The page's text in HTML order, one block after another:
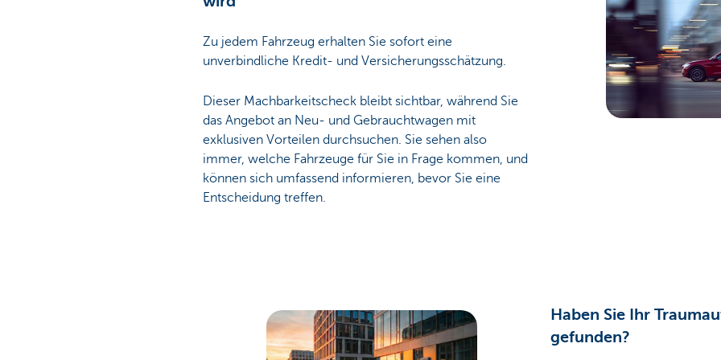
Zu jedem Fahrzeug erhalten Sie sofort eine
unverbindliche Kredit- und Versicherungsschätzung.
Dieser Machbarkeitscheck bleibt sichtbar, während Sie
das Angebot an Neu- und Gebrauchtwagen mit
exklusiven Vorteilen durchsuchen. Sie sehen also
immer, welche Fahrzeuge für Sie in Frage kommen, und
können sich umfassend informieren, bevor Sie eine
Entscheidung treffen.
Haben Sie Ihr
gefunden?